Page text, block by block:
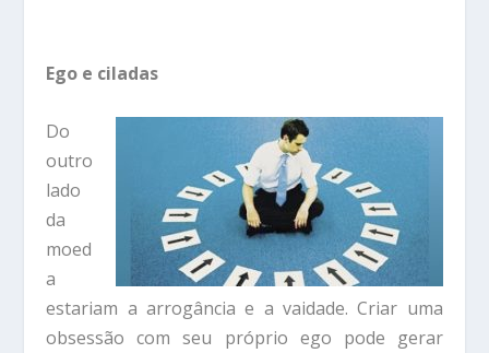
Ego e ciladas
Do
outro
lado
da
moed
a
estariam a arrogância e a vaidade. Criar uma
obsessão com seu próprio ego pode gerar